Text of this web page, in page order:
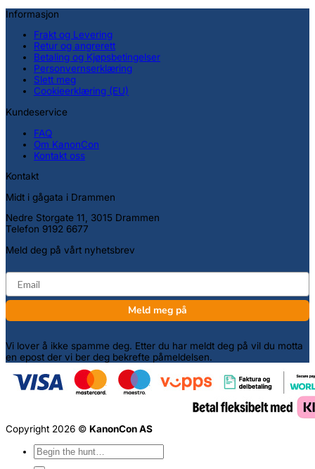
Informasjon
Frakt og Levering
Retur og angrerett
Betaling og Kjøpsbetingelser
Personvernserklæring
Slett meg
Cookieerklæring (EU)
Kundeservice
FAQ
Om KanonCon
Kontakt oss
Kontakt
Midt i gågata i Drammen
Nedre Storgate 11, 3015 Drammen
Telefon 9192 6677
Meld deg på vårt nyhetsbrev
email
Meld meg på
Vi lover å ikke spamme deg. Etter du har meldt deg på vil du motta
en epost der vi ber deg bekrefte påmeldelsen.
Copyright 2026 © KanonCon AS
Søk
etter: